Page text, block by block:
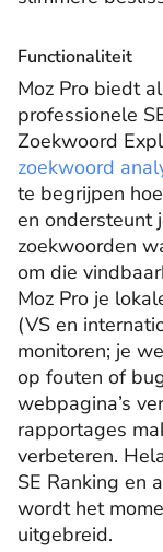
Functionaliteit
Moz Pro biedt
professionele
Zoekwoord
zoekwoord
te begrijpen
en ondersteunt
zoekwoorden
om die
Moz Pro je
(VS en
monitoren; je
op fouten of
webpagina’s
rapportages
verbeteren.
SE Ranking en
wordt het
uitgebreid.